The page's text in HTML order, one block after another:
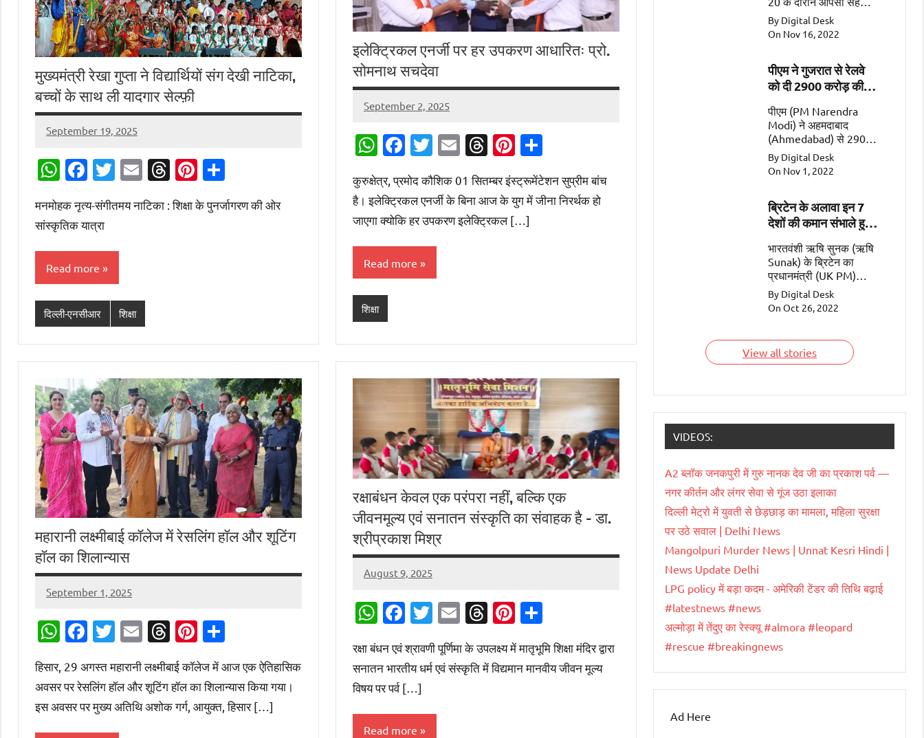
मुख्यमंत्री रेखा गुप्ता ने विद्यार्थियों संग देखी नाटिका,
बच्चों के साथ ली यादगार सेल्फ़ी
September 19, 2025
Digital
DeskWhatsApp
Facebook
Twitter
EmailThreads
Pinterest
मनमोहक नृत्य-संगीतमय नाटिका : शिक्षा के पुनर्जागरण की ओर
सांस्कृतिक यात्रा
Read more
दिल्ली-एनसीआर शिक्षा
इलेक्ट्रिकल एनर्जी पर हर उपकरण आधारितः प्रो.
सोमनाथ सचदेवा
September 2, 2025
Digital
DeskWhatsApp
Facebook
Twitter
EmailThreads
Pinterest
कुरुक्षेत्र, प्रमोद कौशिक 01 सितम्बर इंस्ट्रूमेंटेशन सुप्रीम बांच
है। इलेक्ट्रिकल एनर्जी के बिना आज के युग में जीना निरर्थक हो
जाएगा क्योकि हर उपकरण इलेक्ट्रिकल […]
Read more
शिक्षा
महारानी लक्ष्मीबाई कॉलेज में रेसलिंग हॉल और शूटिंग
हॉल का शिलान्यास
September 1, 2025
Digital
DeskWhatsApp
Facebook
Twitter
EmailThreads
Pinterest
हिसार, 29 अगस्त महारानी लक्ष्मीबाई कॉलेज में आज एक ऐतिहासिक
अवसर पर रेसलिंग हॉल और शूटिंग हॉल का शिलान्यास किया गया।
इस अवसर पर मुख्य अतिथि अशोक गर्ग, आयुक्त, हिसार […]
रक्षाबंधन केवल एक परंपरा नहीं, बल्कि एक
जीवनमूल्य एवं सनातन संस्कृति का संवाहक है – डा.
श्रीप्रकाश मिश्र
August 9, 2025
Digital
DeskWhatsApp
Facebook
Twitter
EmailThreads
Pinterest
रक्षा बंधन एवं श्रावणी पूर्णिमा के उपलक्ष्य में मातृभूमि शिक्षा मंदिर द्वारा
सनातन भारतीय धर्म एवं संस्कृति में विद्यमान मानवीय जीवन मूल्य
विषय पर पर्व […]
Read more
के महत्वपूर्ण क्षेत्रों जैसे कि
व्यापार, गतिशीलता, रक्षा और
सुरक्षा पर चर्चा की
By Digital Desk
On Nov 16, 2022
पीएम ने गुजरात से रेलवे
को दी 2900 करोड़ की
पीएम (PM Narendra
Modi) ने अहमदाबाद
(Ahmedabad) से 2900
करोड़ की 2 रेल
परियोजनाओं (Railway
Projects worth Rs
समर्पित।
By Digital Desk
On Nov 1, 2022
ब्रिटेन के अलावा इन 7
देशों की कमान संभाले हुए
भारतवंशी ऋषि सुनक (ऋषि
Sunak) के ब्रिटेन का
प्रधानमंत्री (UK PM)
बनना एक ऐतिहासिक पल
है। इसके अलावा सात ऐसे
देश हैं जिन्हें भारतवंशी चला
भारतवंशियों के बारे में।
By Digital Desk
On Oct 26, 2022
View all stories
VIDEOS:
A2 ब्लॉक जनकपुरी में गुरु नानक देव जी का प्रकाश पर्व —
नगर कीर्तन और लंगर सेवा से गूंज उठा इलाका
दिल्ली मेट्रो में युवती से छेड़छाड़ का मामला, महिला सुरक्षा
पर उठे सवाल | Delhi News
Mangolpuri Murder News | Unnat Kesri Hindi |
News Update Delhi
LPG policy में बड़ा कदम - अमेरिकी टेंडर की तिथि बढ़ाई
#latestnews #news
अल्मोड़ा में तेंदुए का रेस्क्यू #almora #leopard
#rescue #breakingnews
Ad Here